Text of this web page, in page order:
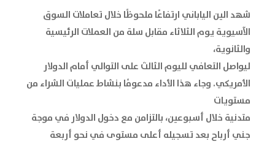
شهد الين الياباني ارتفاعًا ملحوظًا خلال تعاملات السوق
الآسيوية يوم الثلاثاء مقابل سلة من العملات الرئيسية
والثانوية،
ليواصل التعافي لليوم الثالث على التوالي أمام الدولار
الأمريكي. وجاء هذا الأداء مدعومًا بنشاط عمليات الشراء من
مستويات
متدنية خلال أسبوعين، بالتزامن مع دخول الدولار في موجة
جني أرباح بعد تسجيله أعلى مستوى في نحو أربعة